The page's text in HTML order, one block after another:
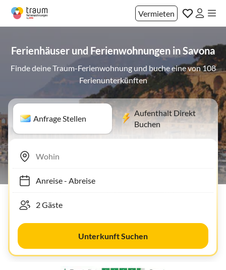
Vermieten
Ferienhäuser und Ferienwohnungen in Savona
Finde deine Traum-Ferienwohnung und buche eine von 108
Ferienunterkünften
Anfrage Stellen
Aufenthalt Direkt
Buchen
Anreise- Abreise
Unterkunft Suchen